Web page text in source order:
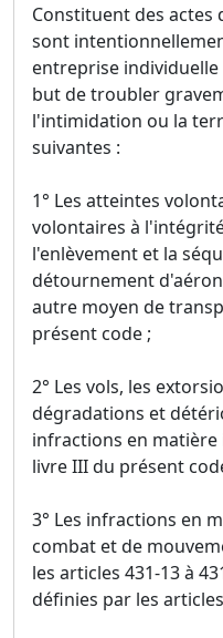
Constituent des
sont
entreprise
but de troubler
l'intimidation ou la
suivantes :
1° Les atteintes
volontaires à
l'enlèvement et la
détournement
autre moyen de
présent code ;
2° Les vols, les
dégradations et
infractions en
livre III du présent
3° Les infractions en
combat et de
les articles 431-13 à
définies par les